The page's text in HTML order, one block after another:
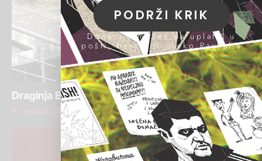
Draginja Bajić ponovo osuđena za pranje para
4. avgust 2026.
PODRŽI KRIK
Donacije možeš da uplatiš u
pošti, banci ili preko PayPal-a